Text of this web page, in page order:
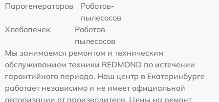
Парогенераторов
Роботов-
пылесосов
Хлебопечек
Роботов-
пылесосов
Мы занимаемся ремонтом и техническим
обслуживанием техники REDMOND по истечении
гарантийного периода. Наш центр в Екатеринбурге
работает независимо и не имеет официальной
авторизации от производителя. Цены на ремонт,